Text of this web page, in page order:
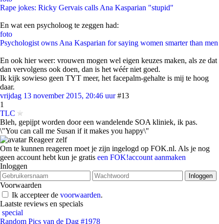
Rape jokes: Ricky Gervais calls Ana Kasparian "stupid"
En wat een psycholoog te zeggen had:
foto
Psychologist owns Ana Kasparian for saying women smarter than men
En ook hier weer: vrouwen mogen wel eigen keuzes maken, als ze dat
dan vervolgens ook doen, dan is het wéér niet goed.
Ik kijk sowieso geen TYT meer, het facepalm-gehalte is mij te hoog
daar.
vrijdag 13 november 2015, 20:46 uur #13
1
TLC
Bleh, gepijpt worden door een wandelende SOA kliniek, ik pas.
\"You can call me Susan if it makes you happy\"
Reageer zelf
Om te kunnen reageren moet je zijn ingelogd op FOK.nl. Als je nog
geen account hebt kun je gratis een FOK!account aanmaken
Inloggen
Voorwaarden
Ik accepteer de voorwaarden.
Laatste reviews en specials
special
Random Pics van de Dag #1978